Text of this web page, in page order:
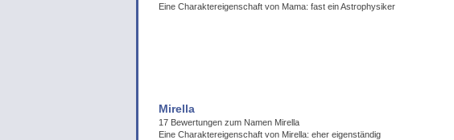
Eine Charaktereigenschaft von Mama: fast ein Astrophysiker
Mirella
17 Bewertungen zum Namen Mirella
Eine Charaktereigenschaft von Mirella: eher eigenständig